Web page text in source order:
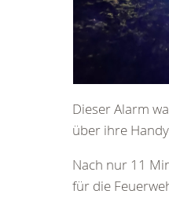
Dieser Alarm
über ihre
Nach nur 11
für die